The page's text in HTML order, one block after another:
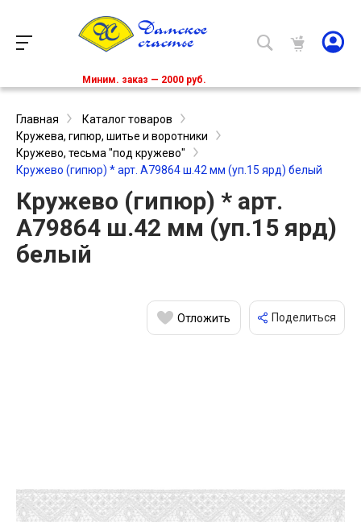
Миним. заказ — 2000 руб.
Главная
Каталог товаров
Кружева, гипюр, шитье и воротники
Кружево, тесьма "под кружево"
Кружево (гипюр) * арт. А79864 ш.42 мм (уп.15 ярд) белый
Кружево (гипюр) * арт.
А79864 ш.42 мм (уп.15 ярд)
белый
Отложить Поделиться